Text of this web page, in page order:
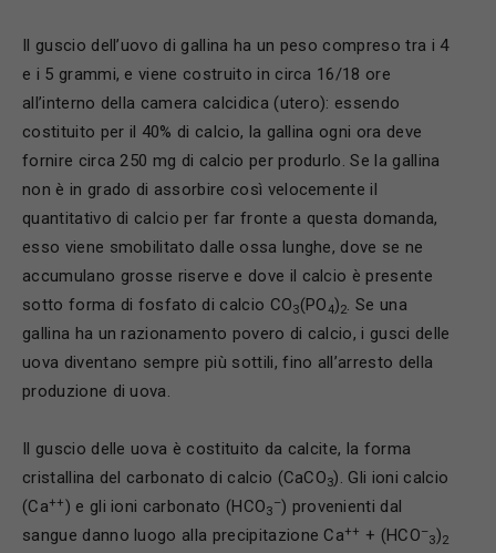
Il guscio dell’uovo di gallina ha un peso compreso tra i 4
e i 5 grammi, e viene costruito in circa 16/18 ore
all’interno della camera calcidica (utero): essendo
costituito per il 40% di calcio, la gallina ogni ora deve
fornire circa 250 mg di calcio per produrlo. Se la gallina
non è in grado di assorbire così velocemente il
quantitativo di calcio per far fronte a questa domanda,
esso viene smobilitato dalle ossa lunghe, dove se ne
accumulano grosse riserve e dove il calcio è presente
sotto forma di fosfato di calcio CO3(PO4)2. Se una
gallina ha un razionamento povero di calcio, i gusci delle
uova diventano sempre più sottili, fino all’arresto della
produzione di uova.
Il guscio delle uova è costituito da calcite, la forma
cristallina del carbonato di calcio (CaCO3). Gli ioni calcio
(Ca++ ) e gli ioni carbonato (HCO3
–) provenienti dal
sangue danno luogo alla precipitazione Ca++ + (HCO–
3)2